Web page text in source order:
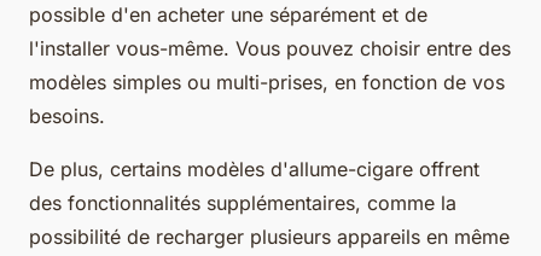
possible d'en acheter une séparément et de
l'installer vous-même. Vous pouvez choisir entre des
modèles simples ou multi-prises, en fonction de vos
besoins.
De plus, certains modèles d'allume-cigare offrent
des fonctionnalités supplémentaires, comme la
possibilité de recharger plusieurs appareils en même